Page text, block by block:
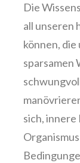
Die
all unseren
können,
sparsamen
sich,